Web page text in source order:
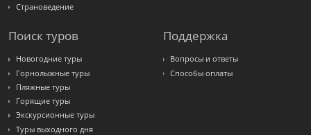
Страноведение
Поиск туров
Новогодние туры
Горнолыжные туры
Пляжные туры
Горящие туры
Экскурсионные туры
Туры выходного дня
Поддержка
Вопросы и ответы
Способы оплаты